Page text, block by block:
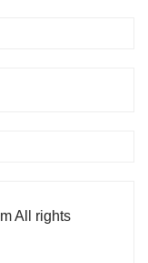
All rights